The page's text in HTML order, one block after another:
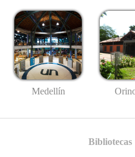
Medellín
Bibliotecas